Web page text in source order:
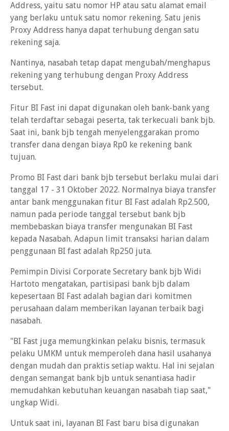
Address, yaitu satu nomor HP atau satu alamat email
yang berlaku untuk satu nomor rekening. Satu jenis
Proxy Address hanya dapat terhubung dengan satu
rekening saja.
Nantinya, nasabah tetap dapat mengubah/menghapus
rekening yang terhubung dengan Proxy Address
tersebut.
Fitur BI Fast ini dapat digunakan oleh bank-bank yang
telah terdaftar sebagai peserta, tak terkecuali bank bjb.
Saat ini, bank bjb tengah menyelenggarakan promo
transfer dana dengan biaya Rp0 ke rekening bank
tujuan.
Promo BI Fast dari bank bjb tersebut berlaku mulai dari
tanggal 17 - 31 Oktober 2022. Normalnya biaya transfer
antar bank menggunakan fitur BI Fast adalah Rp2.500,
namun pada periode tanggal tersebut bank bjb
membebaskan biaya transfer mengunakan BI Fast
kepada Nasabah. Adapun limit transaksi harian dalam
penggunaan BI fast adalah Rp250 juta.
Pemimpin Divisi Corporate Secretary bank bjb Widi
Hartoto mengatakan, partisipasi bank bjb dalam
kepesertaan BI Fast adalah bagian dari komitmen
perusahaan dalam memberikan layanan terbaik bagi
nasabah.
"BI Fast juga memungkinkan pelaku bisnis, termasuk
pelaku UMKM untuk memperoleh dana hasil usahanya
dengan mudah dan praktis setiap waktu. Hal ini sejalan
dengan semangat bank bjb untuk senantiasa hadir
memudahkan kebutuhan keuangan nasabah tiap saat,"
ungkap Widi.
Untuk saat ini, layanan BI Fast baru bisa digunakan